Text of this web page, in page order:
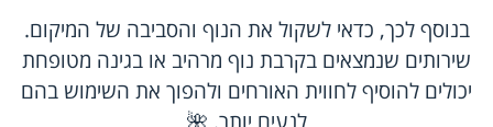
בנוסף לכך, כדאי לשקול את הנוף והסביבה של המיקום.
שירותים שנמצאים בקרבת נוף מרהיב או בגינה מטופחת
יכולים להוסיף לחווית האורחים ולהפוך את השימוש בהם